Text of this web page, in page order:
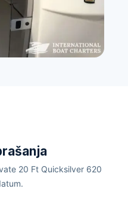
20 Ft Quicksilver 620